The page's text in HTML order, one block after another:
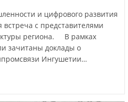
и цифрового развития
с представителями
региона. В рамках
зачитаны доклады о
Ингушетии…